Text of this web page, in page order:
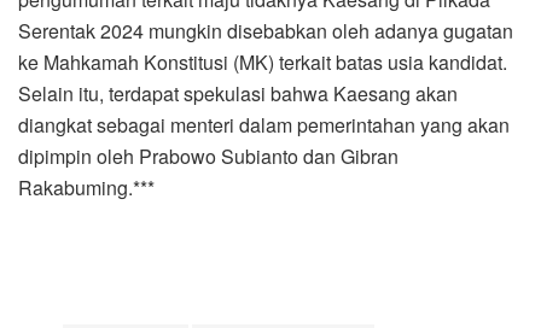
Serentak 2024 mungkin disebabkan oleh adanya gugatan
ke Mahkamah Konstitusi (MK) terkait batas usia kandidat.
Selain itu, terdapat spekulasi bahwa Kaesang akan
diangkat sebagai menteri dalam pemerintahan yang akan
dipimpin oleh Prabowo Subianto dan Gibran
Rakabuming.***